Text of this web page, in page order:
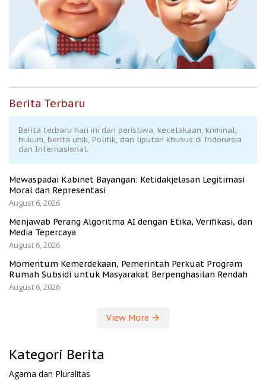
Berita Terbaru
Berita terbaru hari ini dari peristiwa, kecelakaan, kriminal,
hukum, berita unik, Politik, dan liputan khusus di Indonesia
dan Internasional.
Mewaspadai Kabinet Bayangan: Ketidakjelasan Legitimasi
Moral dan Representasi
August 6, 2026
Menjawab Perang Algoritma AI dengan Etika, Verifikasi, dan
Media Tepercaya
August 6, 2026
Momentum Kemerdekaan, Pemerintah Perkuat Program
Rumah Subsidi untuk Masyarakat Berpenghasilan Rendah
August 6, 2026
View More
Kategori Berita
Agama dan Pluralitas